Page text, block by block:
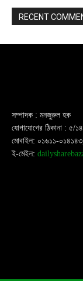
RECENT
সম্পাদক : মনজুরুল হক
যোগাযোগের ঠিকানা : ৫/
মোবাইল: ০১৬১১-
ই-মেইল: